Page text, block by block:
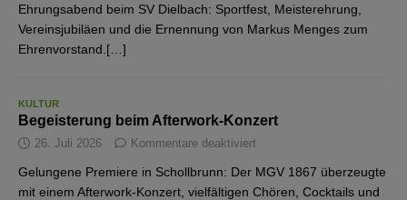
Ehrungsabend beim SV Dielbach: Sportfest, Meisterehrung,
Vereinsjubiläen und die Ernennung von Markus Menges zum
Ehrenvorstand.[…]
KULTUR
Begeisterung beim Afterwork-Konzert
26. Juli 2026 Kommentare deaktiviert
Gelungene Premiere in Schollbrunn: Der MGV 1867 überzeugte
mit einem Afterwork-Konzert, vielfältigen Chören, Cocktails und